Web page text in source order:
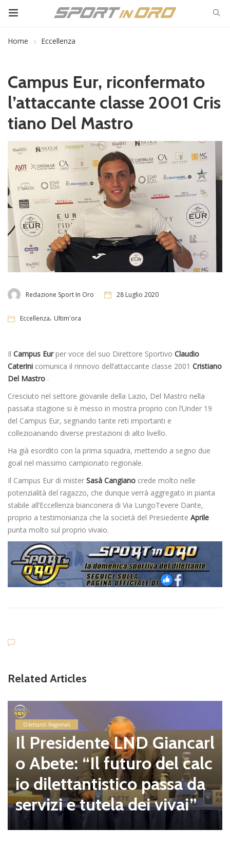
Home Eccellenza
Campus Eur, riconfermato
l’attaccante classe 2001 Cris
tiano Del Mastro
Redazione Sport In Oro 28 Luglio 2020
Eccellenza, Ultim'ora
Il Campus Eurper voce del suo Direttore Sportivo Claudio
Caterini comunica il rinnovo dell’attaccante classe 2001 Cristiano
Del Mastro .
Cresciuto nel settore giovanile della Lazio, Del Mastro nella
passata stagione si è messo in mostra proprio con l’Under 19
del Campus Eur, segnando tante reti importanti e
collezioanando diverse prestazioni di alto livello.
Ha già esordito con la prima squadra, mettendo a segno due
goal nel massimo campionato regionale.
Il Campus Eur di mister Sasà Cangiano crede molto nelle
potenzialità del ragazzo, che dunque verrà aggregato in pianta
stabile all’Eccellenza bianconera di Via LungoTevere Dante,
proprio a testimonianza che la società del Presiedente Aprile
punta molto sul proprio vivaio.
Related Articles
Dilettanti Regionali
Il Presidente LND Giancarl
o Abete: “Il futuro del calc
io dilettantistico passa da
servizi e tutela dei vivai”